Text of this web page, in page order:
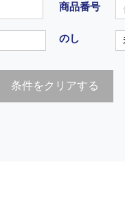
商品番号
のし
条件をクリアする